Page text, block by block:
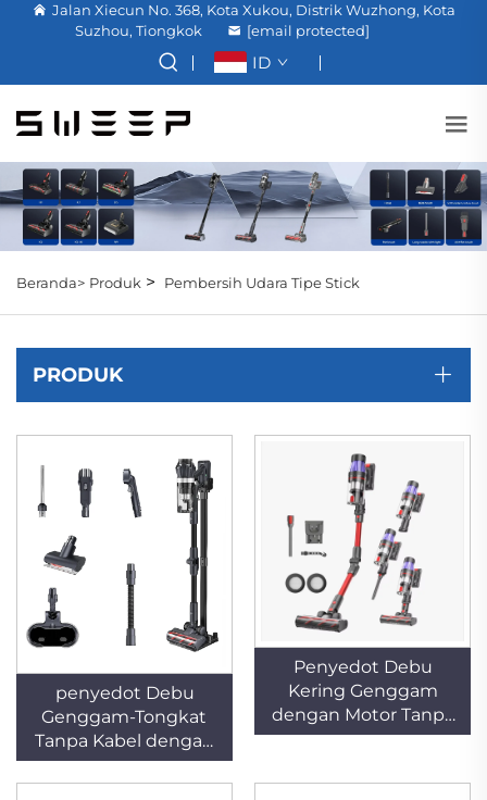
Jalan Xiecun No. 368, Kota Xukou, Distrik Wuzhong, Kota
Suzhou, Tiongkok
[email protected]
ID
Beranda> Produk > Pembersih Udara Tipe Stick
PRODUK
penyedot Debu
Genggam-Tongkat
Tanpa Kabel dengan
Motor Tanpa Sikat
800 W yang Kuat,
Penyedot Debu
Kering Genggam
dengan Motor Tanpa
Sikat, Daya Isap 200
ml, Baterai 4000 mAh,